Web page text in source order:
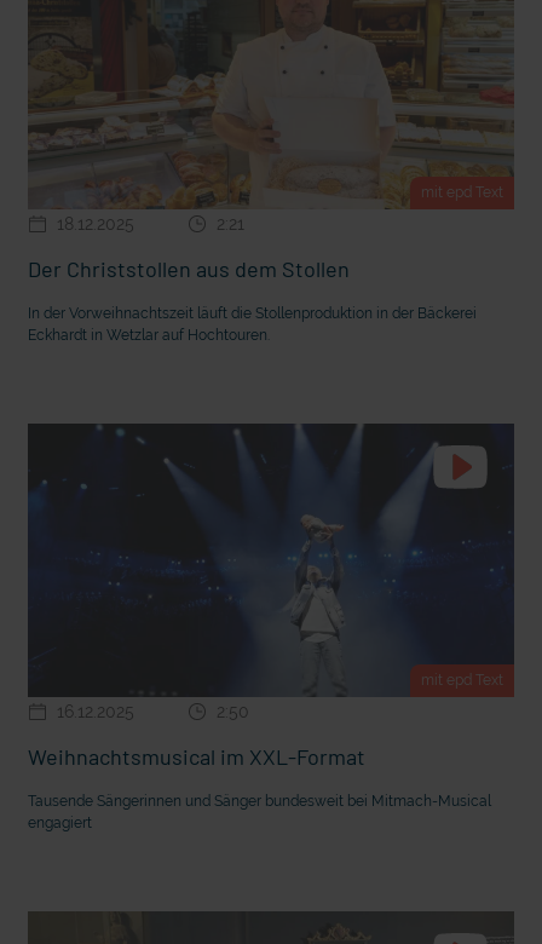
mit epd Text
18.12.2025 2:21
Der Christstollen aus dem Stollen
In der Vorweihnachtszeit läuft die Stollenproduktion in der Bäckerei
Eckhardt in Wetzlar auf Hochtouren.
mit epd Text
16.12.2025 2:50
Weihnachtsmusical im XXL-Format
Tausende Sängerinnen und Sänger bundesweit bei Mitmach-Musical
engagiert